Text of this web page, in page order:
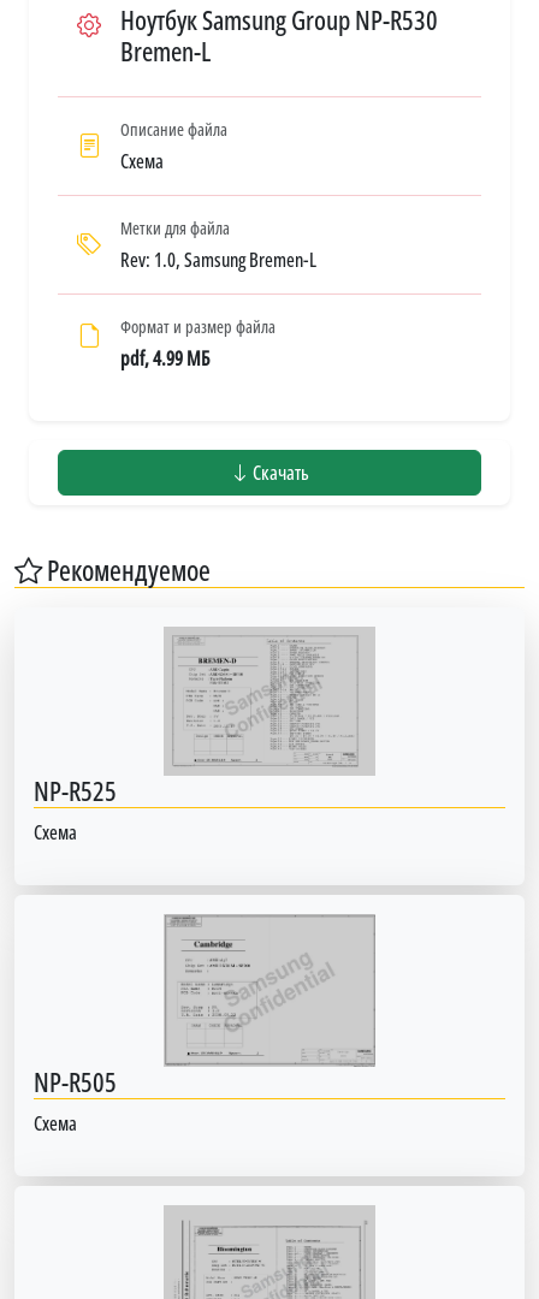
Ноутбук Samsung Group NP-R530
Bremen-L
Описание файла
Схема
Метки для файла
Rev: 1.0, Samsung Bremen-L
Формат и размер файла
pdf, 4.99 МБ
Скачать
Рекомендуемое
NP-R525
Схема
NP-R505
Схема